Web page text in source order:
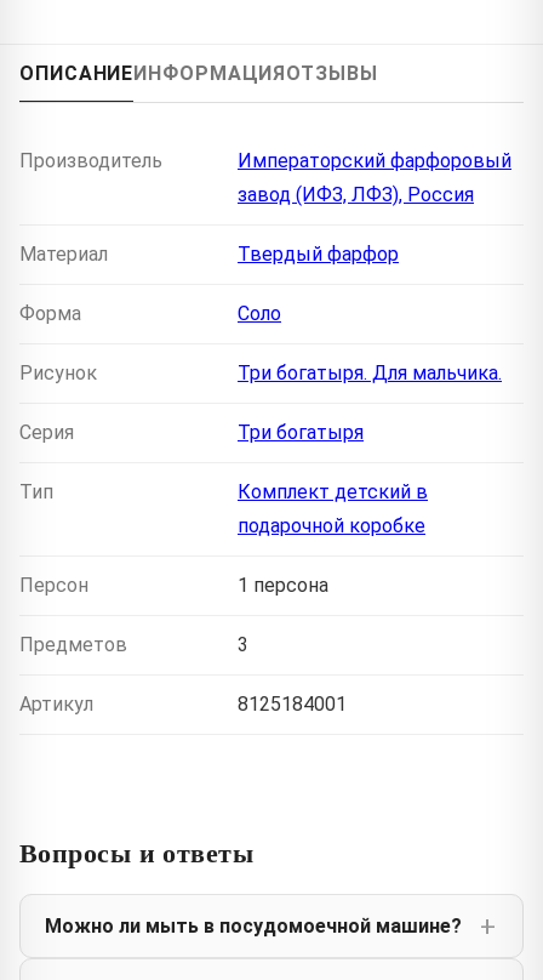
ОПИСАНИЕ ИНФОРМАЦИЯ ОТЗЫВЫ
Производитель
Императорский фарфоровый
завод (ИФЗ, ЛФЗ), Россия
Материал Твердый фарфор
Форма Соло
Рисунок Три богатыря. Для мальчика.
Серия Три богатыря
Тип
Комплект детский в
подарочной коробке
Персон 1 персона
Предметов 3
Артикул 8125184001
Вопросы и ответы
Можно ли мыть в посудомоечной машине?